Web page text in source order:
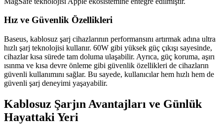
Hız ve Güvenlik Özellikleri
Baseus, kablosuz şarj cihazlarının performansını artırmak adına ultra
hızlı şarj teknolojisi kullanır. 60W gibi yüksek güç çıkışı sayesinde,
cihazlar kısa sürede tam doluma ulaşabilir. Ayrıca, güç koruma, aşırı
ısınma ve kısa devre önleme gibi güvenlik özellikleri de cihazların
güvenli kullanımını sağlar. Bu sayede, kullanıcılar hem hızlı hem de
güvenli şarj deneyimi yaşayabilir.
Kablosuz Şarjın Avantajları ve Günlük
Hayattaki Yeri